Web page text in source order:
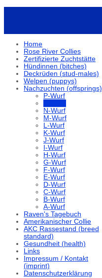
Home
Rose River Collies
Zertifizierte Zuchtstätte
Hündinnen (bitches)
Deckrüden (stud-males)
Welpen (puppys)
Nachzuchten (offsprings)
P-Wurf
N-Wurf
M-Wurf
L-Wurf
K-Wurf
J-Wurf
I-Wurf
H-Wurf
G-Wurf
F-Wurf
E-Wurf
D-Wurf
C-Wurf
B-Wurf
A-Wurf
Raven's Tagebuch
Amerikanischer Collie
AKC Rassestand (breed
standard)
Gesundheit (health)
Links
Impressum / Kontakt
(imprint)
Datenschutzerklärung